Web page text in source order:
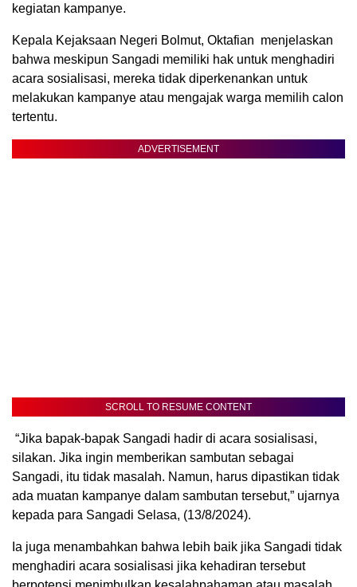
kegiatan kampanye.
Kepala Kejaksaan Negeri Bolmut, Oktafian menjelaskan
bahwa meskipun Sangadi memiliki hak untuk menghadiri
acara sosialisasi, mereka tidak diperkenankan untuk
melakukan kampanye atau mengajak warga memilih calon
tertentu.
ADVERTISEMENT
SCROLL TO RESUME CONTENT
“Jika bapak-bapak Sangadi hadir di acara sosialisasi,
silakan. Jika ingin memberikan sambutan sebagai
Sangadi, itu tidak masalah. Namun, harus dipastikan tidak
ada muatan kampanye dalam sambutan tersebut,” ujarnya
kepada para Sangadi Selasa, (13/8/2024).
Ia juga menambahkan bahwa lebih baik jika Sangadi tidak
menghadiri acara sosialisasi jika kehadiran tersebut